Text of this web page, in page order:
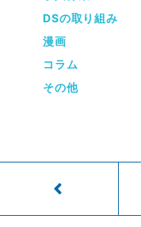
DSの取り組み
漫画
コラム
その他